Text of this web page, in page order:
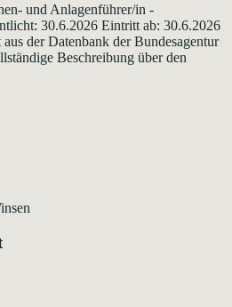
und Anlagenführer/in -
30.6.2026 Eintritt ab: 30.6.2026
der Datenbank der Bundesagentur
Beschreibung über den